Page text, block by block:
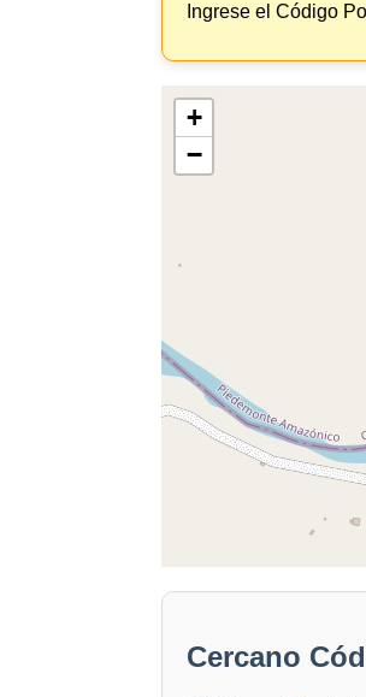
Ingrese el Código
+
−
Cercano